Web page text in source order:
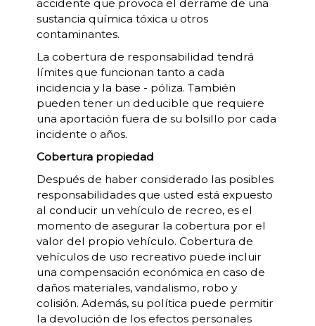
accidente que provoca el derrame de una
sustancia química tóxica u otros
contaminantes.
La cobertura de responsabilidad tendrá
límites que funcionan tanto a cada
incidencia y la base - póliza. También
pueden tener un deducible que requiere
una aportación fuera de su bolsillo por cada
incidente o años.
Cobertura propiedad
Después de haber considerado las posibles
responsabilidades que usted está expuesto
al conducir un vehículo de recreo, es el
momento de asegurar la cobertura por el
valor del propio vehículo. Cobertura de
vehículos de uso recreativo puede incluir
una compensación económica en caso de
daños materiales, vandalismo, robo y
colisión. Además, su política puede permitir
la devolución de los efectos personales